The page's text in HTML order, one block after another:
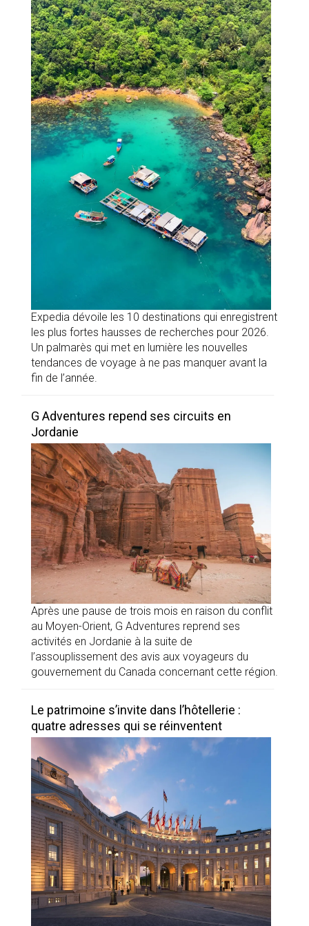
Expedia dévoile les 10 destinations qui enregistrent
les plus fortes hausses de recherches pour 2026.
Un palmarès qui met en lumière les nouvelles
tendances de voyage à ne pas manquer avant la
fin de l’année.
G Adventures repend ses circuits en
Jordanie
Après une pause de trois mois en raison du conflit
au Moyen-Orient, G Adventures reprend ses
activités en Jordanie à la suite de
l’assouplissement des avis aux voyageurs du
gouvernement du Canada concernant cette région.
Le patrimoine s’invite dans l’hôtellerie :
quatre adresses qui se réinventent